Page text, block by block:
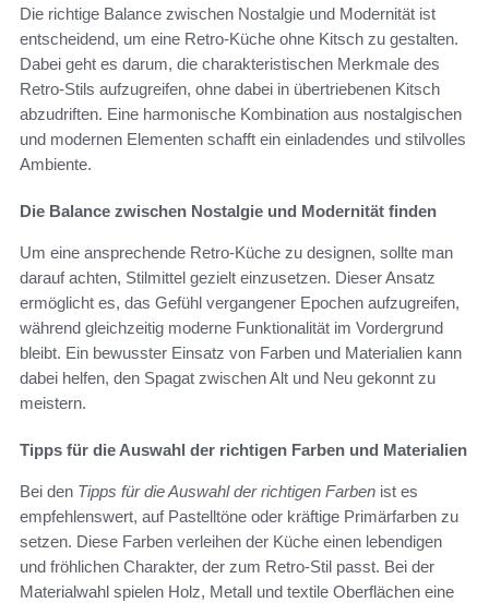
Die richtige Balance zwischen Nostalgie und Modernität ist
entscheidend, um eine Retro-Küche ohne Kitsch zu gestalten.
Dabei geht es darum, die charakteristischen Merkmale des
Retro-Stils aufzugreifen, ohne dabei in übertriebenen Kitsch
abzudriften. Eine harmonische Kombination aus nostalgischen
und modernen Elementen schafft ein einladendes und stilvolles
Ambiente.
Die Balance zwischen Nostalgie und Modernität finden
Um eine ansprechende Retro-Küche zu designen, sollte man
darauf achten, Stilmittel gezielt einzusetzen. Dieser Ansatz
ermöglicht es, das Gefühl vergangener Epochen aufzugreifen,
während gleichzeitig moderne Funktionalität im Vordergrund
bleibt. Ein bewusster Einsatz von Farben und Materialien kann
dabei helfen, den Spagat zwischen Alt und Neu gekonnt zu
meistern.
Tipps für die Auswahl der richtigen Farben und Materialien
Bei den Tipps für die Auswahl der richtigen Farben ist es
empfehlenswert, auf Pastelltöne oder kräftige Primärfarben zu
setzen. Diese Farben verleihen der Küche einen lebendigen
und fröhlichen Charakter, der zum Retro-Stil passt. Bei der
Materialwahl spielen Holz, Metall und textile Oberflächen eine